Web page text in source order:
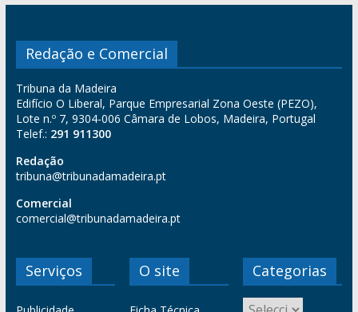
Redação e Comercial
Tribuna da Madeira
Edifício O Liberal, Parque Empresarial Zona Oeste (PEZO),
Lote n.º 7, 9304-006 Câmara de Lobos, Madeira, Portugal
Telef.: 291 911300
Redação
tribuna@tribunadamadeira.pt
Comercial
comercial@tribunadamadeira.pt
Serviços O site Categorias